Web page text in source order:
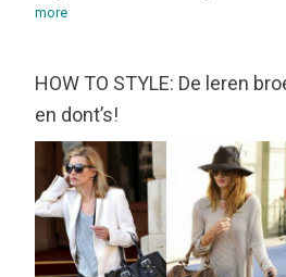
more
HOW TO STYLE: De leren
en dont’s!